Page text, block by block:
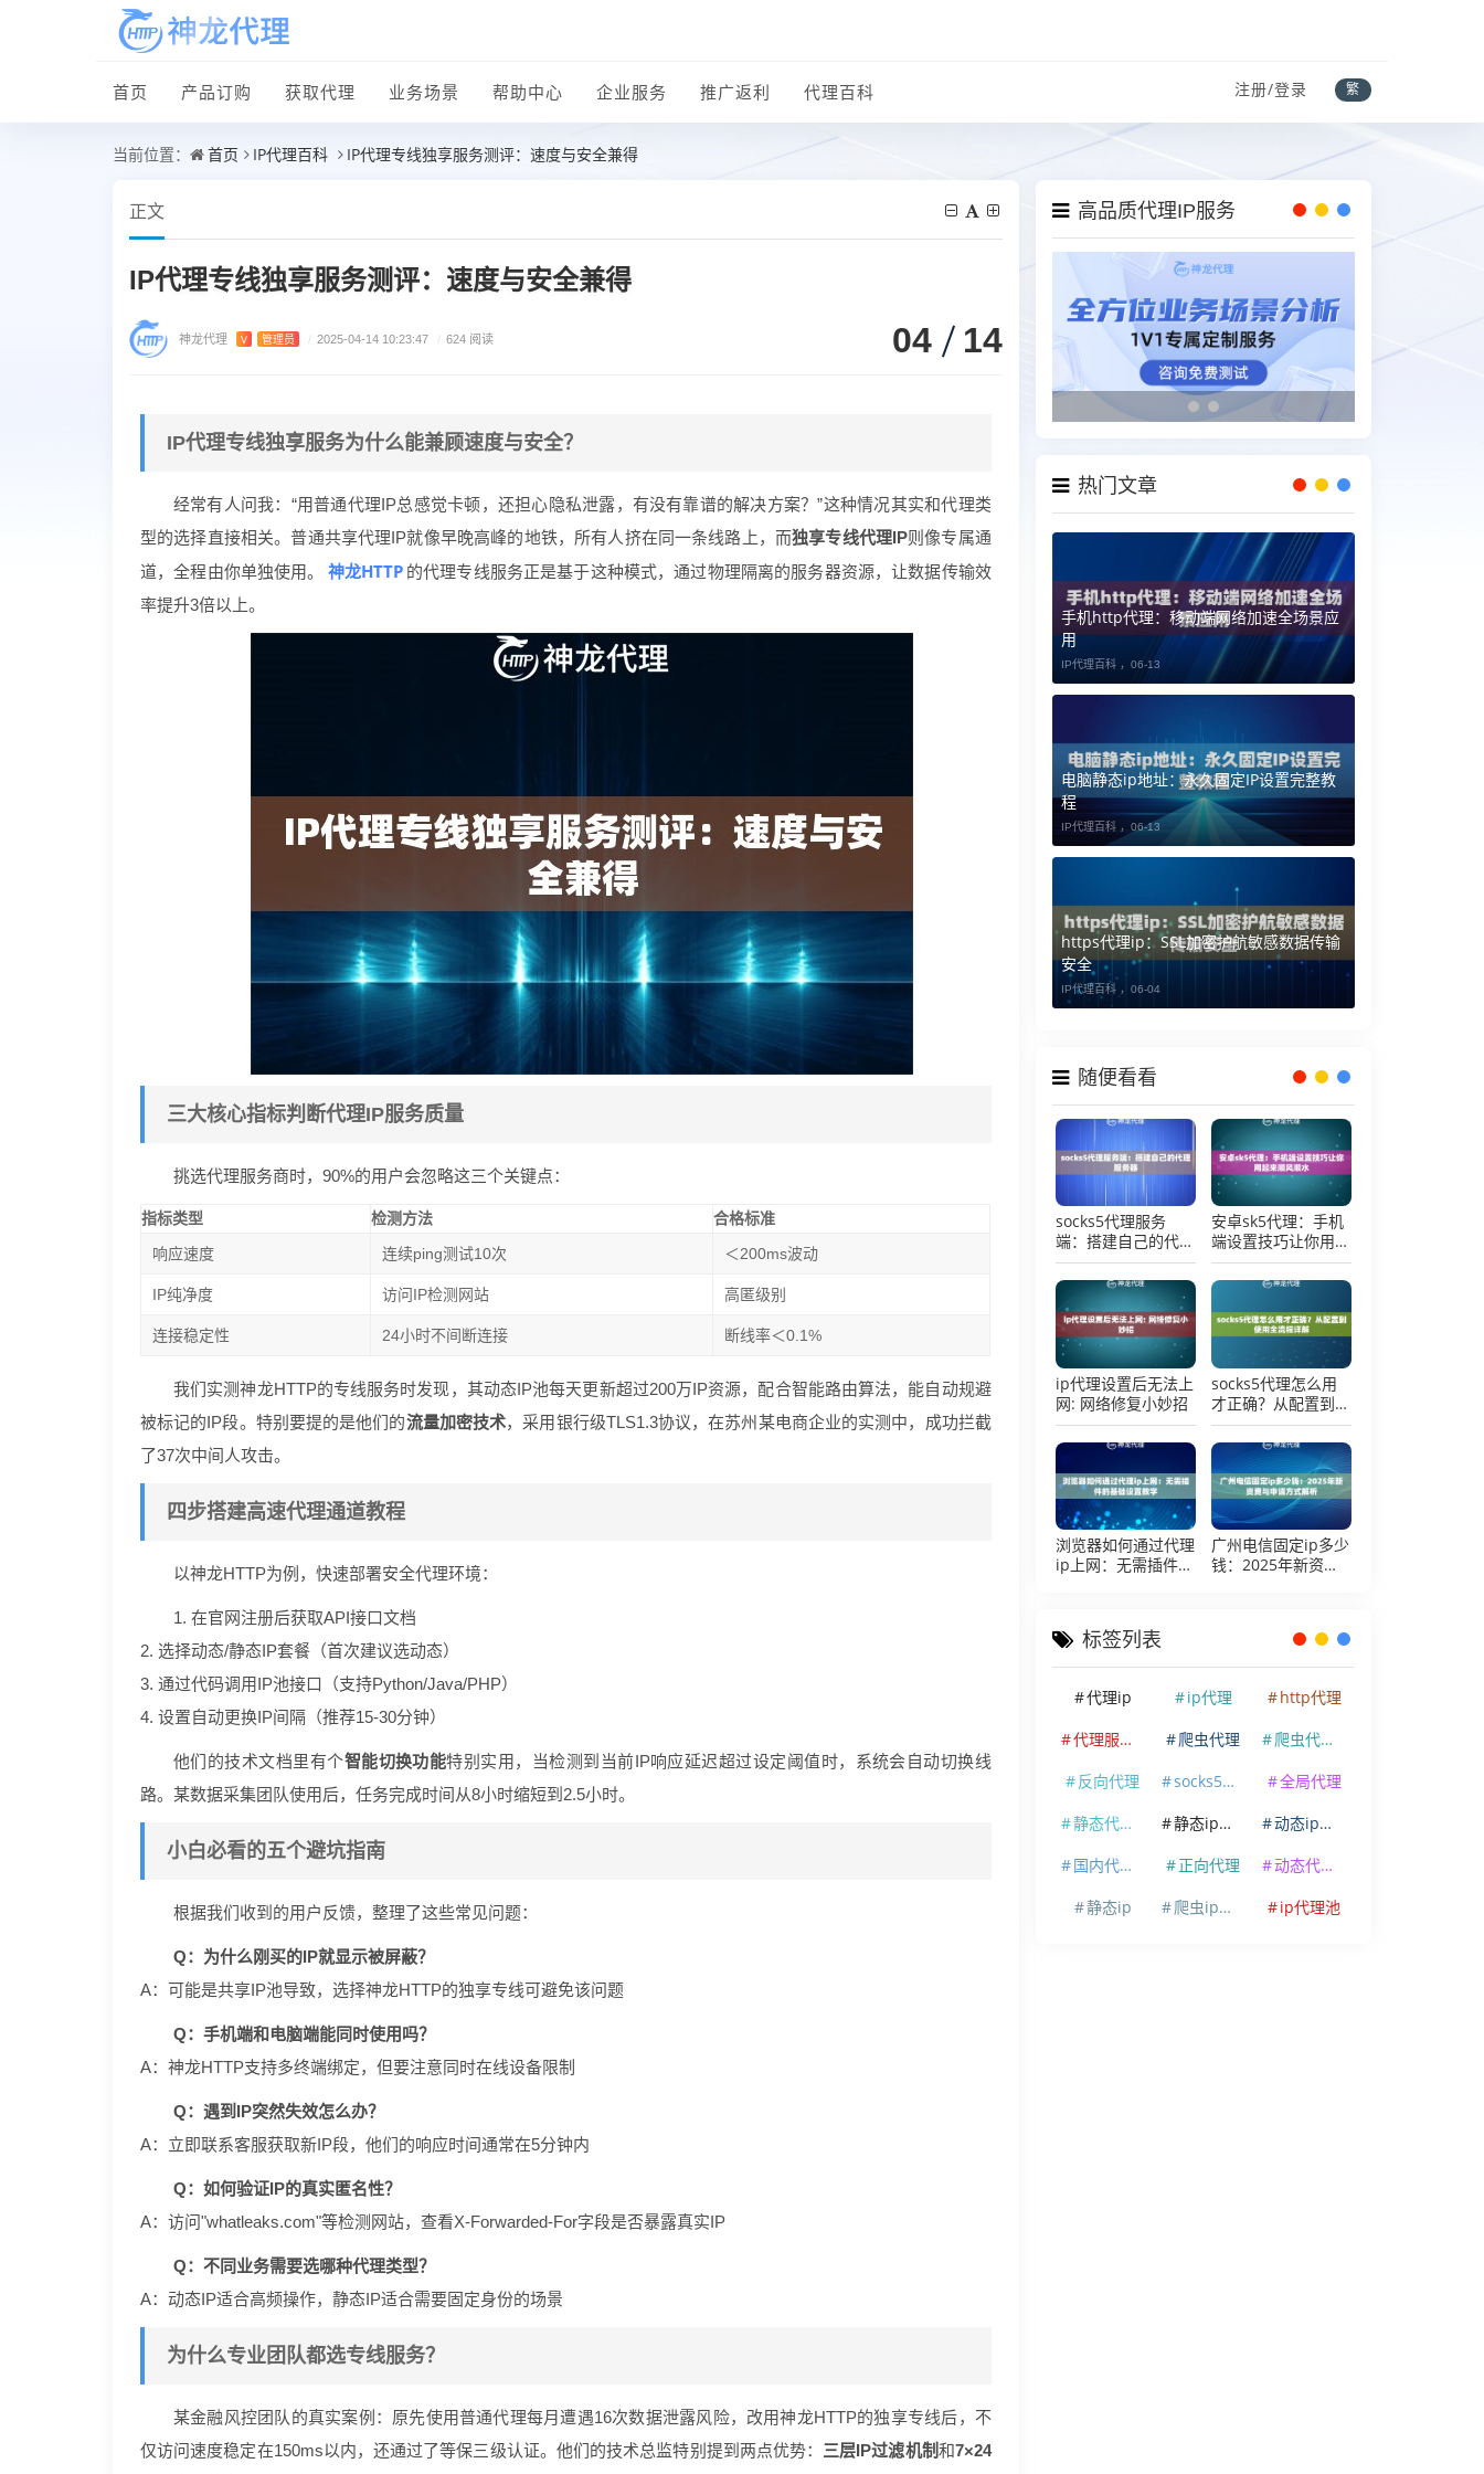
首页 产品订购 获取代理 业务场景 帮助中心 企业服务 推广返利 代理百科 注册/登录 繁
当前位置： 首页 IP代理百科 IP代理专线独享服务测评：速度与安全兼得
正文
IP代理专线独享服务测评：速度与安全兼得
神龙代理 V 管理员 / 2025-04-14 10:23:47 / 624 阅读 04 14
IP代理专线独享服务为什么能兼顾速度与安全？
经常有人问我：“用普通代理IP总感觉卡顿，还担心隐私泄露，有没有靠谱的解决方案？”这种情况其实和代理类
型的选择直接相关。普通共享代理IP就像早晚高峰的地铁，所有人挤在同一条线路上，而独享专线代理IP则像专属通
道，全程由你单独使用。
神龙HTTP 的代理专线服务正是基于这种模式，通过物理隔离的服务器资源，让数据传输效
率提升3倍以上。
三大核心指标判断代理IP服务质量
挑选代理服务商时，90%的用户会忽略这三个关键点：
指标类型 检测方法
合格标准
响应速度
连续ping测试10次 ＜200ms波动
IP纯净度 访问IP检测网站 高匿级别
连接稳定性 24小时不间断连接 断线率＜0.1%
我们实测神龙HTTP的专线服务时发现，其动态IP池每天更新超过200万IP资源，配合智能路由算法，能自动规避
被标记的IP段。特别要提的是他们的流量加密技术，采用银行级TLS1.3协议，在苏州某电商企业的实测中，成功拦截
了37次中间人攻击。
四步搭建高速代理通道教程
以神龙HTTP为例，快速部署安全代理环境：
1. 在官网注册后获取API接口文档
2. 选择动态/静态IP套餐（首次建议选动态）
3. 通过代码调用IP池接口（支持Python/Java/PHP）
4. 设置自动更换IP间隔（推荐15-30分钟）
他们的技术文档里有个智能切换功能特别实用，当检测到当前IP响应延迟超过设定阈值时，系统会自动切换线
路。某数据采集团队使用后，任务完成时间从8小时缩短到2.5小时。
小白必看的五个避坑指南
根据我们收到的用户反馈，整理了这些常见问题：
Q：为什么刚买的IP就显示被屏蔽？
A：可能是共享IP池导致，选择神龙HTTP的独享专线可避免该问题
Q：手机端和电脑端能同时使用吗？
A：神龙HTTP支持多终端绑定，但要注意同时在线设备限制
Q：遇到IP突然失效怎么办？
A：立即联系客服获取新IP段，他们的响应时间通常在5分钟内
Q：如何验证IP的真实匿名性？
A：访问"whatleaks.com"等检测网站，查看X-Forwarded-For字段是否暴露真实IP
Q：不同业务需要选哪种代理类型？
A：动态IP适合高频操作，静态IP适合需要固定身份的场景
为什么专业团队都选专线服务？
某金融风控团队的真实案例：原先使用普通代理每月遭遇16次数据泄露风险，改用神龙HTTP的独享专线后，不
仅访问速度稳定在150ms以内，还通过了等保三级认证。他们的技术总监特别提到两点优势： 三层IP过滤机制和7×24
高品质代理IP服务
热门文章
手机http代理：移动端网络加速全场景应
用
IP代理百科 ， 06-13
电脑静态ip地址：永久固定IP设置完整教
程
IP代理百科 ， 06-13
https代理ip：SSL加密护航敏感数据传输
安全
IP代理百科 ， 06-04
随便看看
socks5代理服务
端：搭建自己的代理
服务器
安卓sk5代理：手机
端设置技巧让你用起
来顺风顺水
ip代理设置后无法上
网: 网络修复小妙招
socks5代理怎么用
才正确？从配置到使
用全流程详解
浏览器如何通过代理
ip上网：无需插件的
广州电信固定ip多少
钱：2025年新资费
标签列表
代理ip ip代理
http代理
代理服务器
爬虫代理
爬虫代理ip
反向代理
socks5代理
全局代理
静态代理ip
静态ip代理
动态ip代理
国内代理ip
正向代理
动态代理ip
静态ip
爬虫ip代理 ip代理池